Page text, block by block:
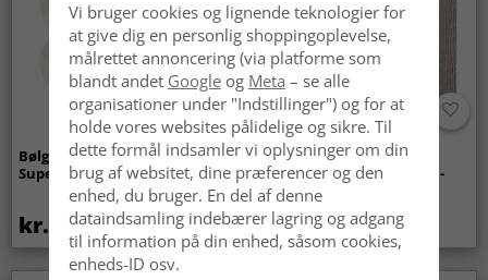
Bølget ryatæppe - Aranga
Super Soft Fur (beige)
kr.369
Tæpper til
indendørs/udendørs brug -
Arlo (beige)
kr.449
Vi bruger cookies og lignende teknologier for
at give dig en personlig shoppingoplevelse,
målrettet annoncering (via platforme som
blandt andet Googleog Meta – se alle
organisationer under "Indstillinger") og for at
holde vores websites pålidelige og sikre. Til
dette formål indsamler vi oplysninger om din
brug af websitet, dine præferencer og den
enhed, du bruger. En del af denne
dataindsamling indebærer lagring og adgang
til information på din enhed, såsom cookies,
enheds-ID osv.